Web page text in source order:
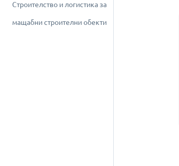
Строителство и логистика за
мащабни строителни обекти